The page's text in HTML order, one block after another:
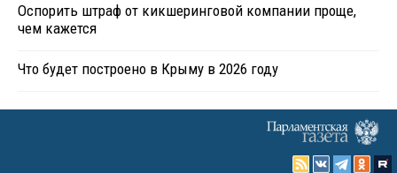
Оспорить штраф от кикшеринговой компании проще,
чем кажется
Что будет построено в Крыму в 2026 году